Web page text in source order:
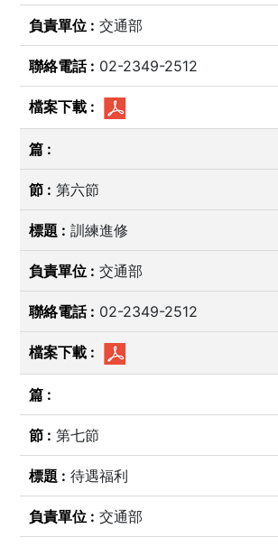
交通部
02-2349-2512
第六節
訓練進修
交通部
02-2349-2512
第七節
待遇福利
交通部